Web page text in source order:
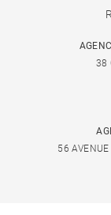
38
56